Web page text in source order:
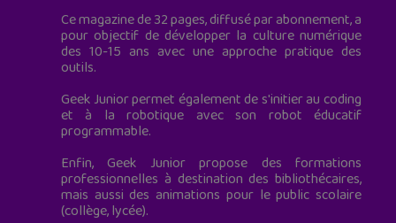
Ce magazine de 32 pages, diffusé par abonnement, a
pour objectif de développer la culture numérique
des 10-15 ans avec une approche pratique des
outils.
Geek Junior permet également de s'initier au coding
et à la robotique avec son robot éducatif
programmable.
Enfin, Geek Junior propose des formations
professionnelles à destination des bibliothécaires,
mais aussi des animations pour le public scolaire
(collège, lycée).